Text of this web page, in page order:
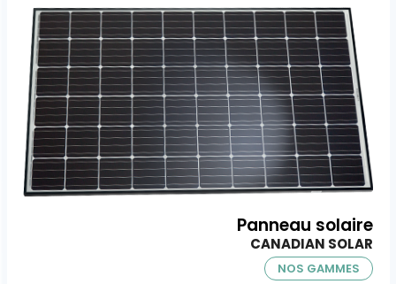
Panneau solaire
CANADIAN SOLAR
NOS GAMMES